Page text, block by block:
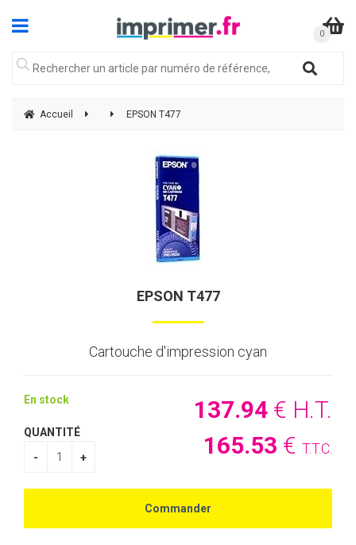
Accueil EPSON T477
EPSON T477
Cartouche d'impression cyan
137.94 € H.T.
165.53 € T.T.C.
En stock
QUANTITÉ